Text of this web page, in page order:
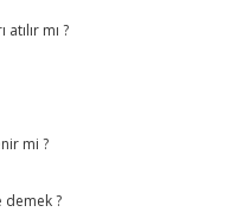
mı ?
mi ?
demek ?